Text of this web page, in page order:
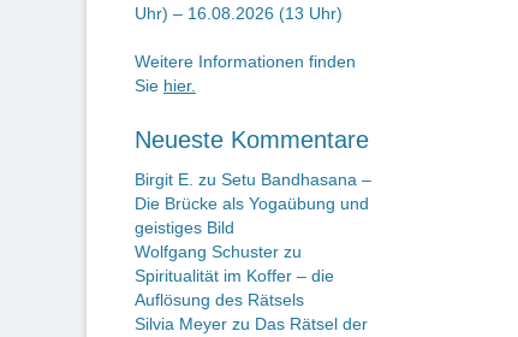
Uhr) – 16.08.2026 (13 Uhr)
Weitere Informationen finden
Sie hier.
Neueste Kommentare
Birgit E. zu Setu Bandhasana –
Die Brücke als Yogaübung und
geistiges Bild
Wolfgang Schuster zu
Spiritualität im Koffer – die
Auflösung des Rätsels
Silvia Meyer zu Das Rätsel der